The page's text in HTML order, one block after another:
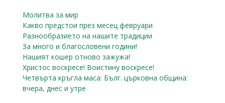
Молитва за мир
Какво предстои през месец февруари
Разнообразието на нашите традиции
За много и благословени години!
Нашият кошер отново зажужа!
Христос воскресе! Воистину воскресе!
Четвърта кръгла маса: Бълг. църковна община:
вчера, днес и утре